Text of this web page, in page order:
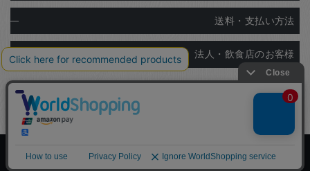
送料・支払い方法
法人・飲食店のお客様
Designed by Tratto Brain.